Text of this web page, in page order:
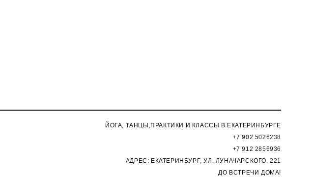
ЙОГА, ТАНЦЫ,ПРАКТИКИ И КЛАССЫ В ЕКАТЕРИНБУРГЕ
+7 902 5026238
+7 912 2856936
АДРЕС: ЕКАТЕРИНБУРГ, УЛ. ЛУНАЧАРСКОГО, 221
ДО ВСТРЕЧИ ДОМА!